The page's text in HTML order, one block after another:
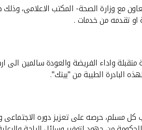
مع وزارة الصحة- المكتب الاعلامى،
او تقدمه من خدمات .
واداء الفريضة والعودة سالمين
البادرة الطيبة من "بيتك".
كل مسلم، حرصه على تعزيز دوره